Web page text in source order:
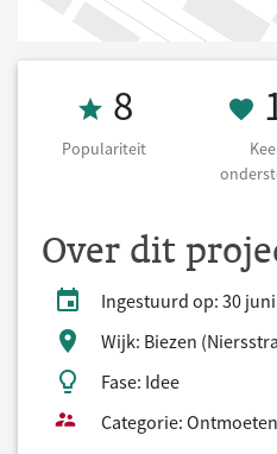
8
Populariteit
Over dit
Ingestuurd op: 30
Wijk: Biezen
Fase: Idee
Categorie: